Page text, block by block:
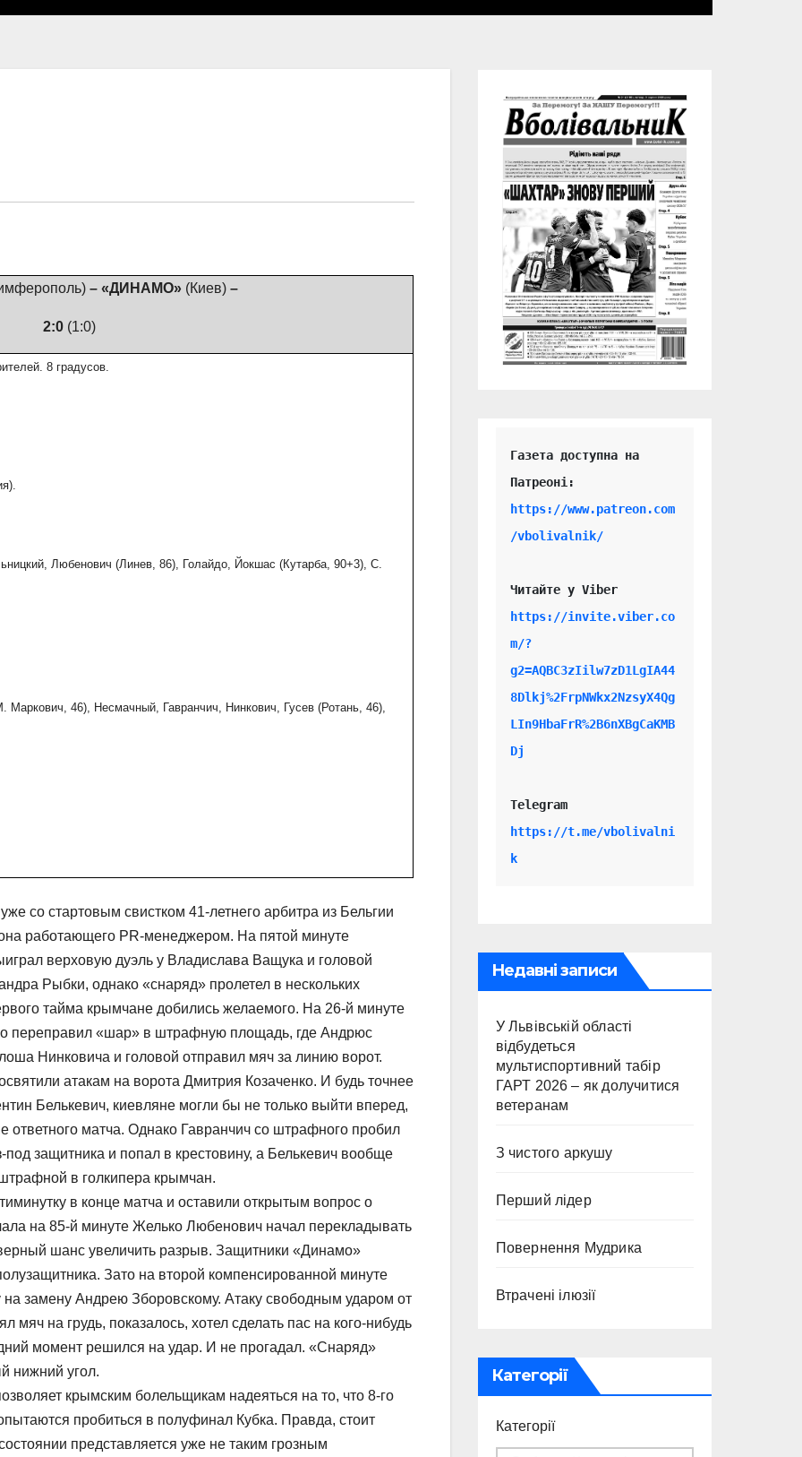
– «ДИНАМО» (Киев)–
2:0 (1:0)
8 градусов.
Любенович (Линев, 86), Голайдо, Йокшас (Кутарба, 90+3), С.
46), Несмачный, Гавранчич, Нинкович, Гусев (Ротань, 46),
со стартовым свистком 41-летнего арбитра из Бельгии
работающего PR-менеджером. На пятой минуте
верховую дуэль у Владислава Ващука и головой
Рыбки, однако «снаряд» пролетел в нескольких
тайма крымчане добились желаемого. На 26-й минуте
переправил «шар» в штрафную площадь, где Андрюс
Нинковича и головой отправил мяч за линию ворот.
атакам на ворота Дмитрия Козаченко. И будь точнее
Белькевич, киевляне могли бы не только выйти вперед,
ответного матча. Однако Гавранчич со штрафного пробил
защитника и попал в крестовину, а Белькевич вообще
в голкипера крымчан.
в конце матча и оставили открытым вопрос о
на 85-й минуте Желько Любенович начал перекладывать
шанс увеличить разрыв. Защитники «Динамо»
Зато на второй компенсированной минуте
замену Андрею Зборовскому. Атаку свободным ударом от
мяч на грудь, показалось, хотел сделать пас на кого-нибудь
момент решился на удар. И не прогадал. «Снаряд»
нижний угол.
крымским болельщикам надеяться на то, что 8-го
пробиться в полуфинал Кубка. Правда, стоит
представляется уже не таким грозным
Газета доступна на
https://www.patreon.com
/vbolivalnik/
Читайте у Viber
https://invite.viber.co
m/?
g2=AQBC3zIilw7zD1LgIA44
8Dlkj%2FrpNWkx2NzsyX4Qg
LIn9HbaFrR%2B6nXBgCaKMB
Dj
Telegram
https://t.me/vbolivalni
k
Недавні записи
У Львівській області
відбудеться
мультиспортивний табір
ГАРТ 2026 – як долучитися
ветеранам
З чистого аркушу
Перший лідер
Повернення Мудрика
Втрачені ілюзії
Категорії
Категорії